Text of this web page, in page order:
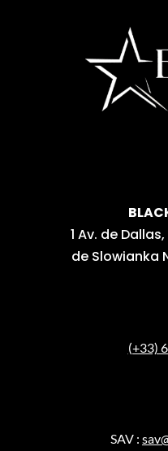
1 Av. de
de Slowianka
(+33)
SAV :